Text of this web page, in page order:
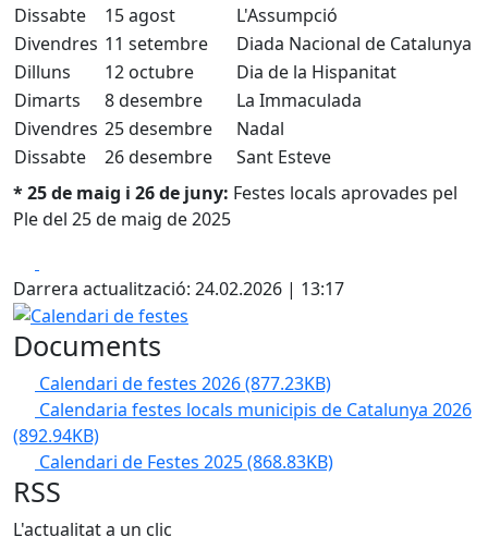
Dissabte
15 agost
L'Assumpció
Divendres 11 setembre
Diada Nacional de Catalunya
Dilluns
12 octubre
Dia de la Hispanitat
Dimarts
8 desembre
La Immaculada
Divendres 25 desembre
Nadal
Dissabte
26 desembre Sant Esteve
* 25 de maig i 26 de juny: Festes locals aprovades pel
Ple del 25 de maig de 2025
Darrera actualització: 24.02.2026 | 13:17
Calendari de festes
Documents
Calendari de festes 2026(877.23KB)
Calendaria festes locals municipis de Catalunya 2026
(892.94KB)
Calendari de Festes 2025(868.83KB)
RSS
L'actualitat a un clic